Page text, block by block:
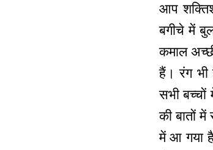
आप
बगीचे में
कमाल
हैं। रंग
सभी बच्चों
की बातों
में आ गया है